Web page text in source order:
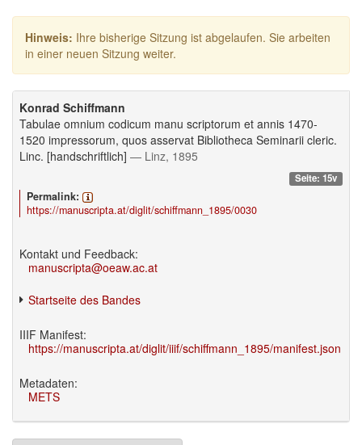
Hinweis: Ihre bisherige Sitzung ist abgelaufen. Sie arbeiten
in einer neuen Sitzung weiter.
Konrad Schiffmann
Tabulae omnium codicum manu scriptorum et annis 1470-
1520 impressorum, quos asservat Bibliotheca Seminarii cleric.
Linc. [handschriftlich] — Linz, 1895
Seite: 15v
Permalink:
https://manuscripta.at/diglit/schiffmann_1895/0030
Kontakt und Feedback:
manuscripta@oeaw.ac.at
Startseite des Bandes
IIIF Manifest:
https://manuscripta.at/diglit/iiif/schiffmann_1895/manifest.json
Metadaten:
METS